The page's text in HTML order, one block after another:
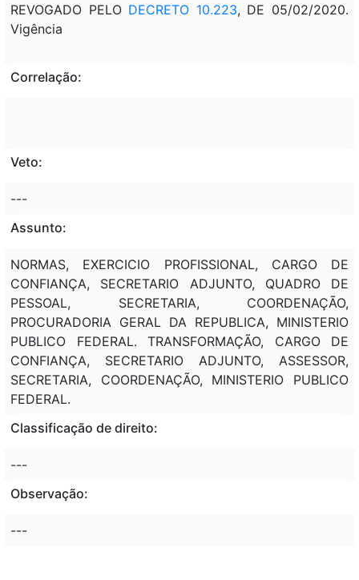
REVOGADO PELO DECRETO 10.223, DE 05/02/2020.
Vigência
Correlação:
Veto:
---
Assunto:
NORMAS, EXERCICIO PROFISSIONAL, CARGO DE
CONFIANÇA, SECRETARIO ADJUNTO, QUADRO DE
PESSOAL, SECRETARIA, COORDENAÇÃO,
PROCURADORIA GERAL DA REPUBLICA, MINISTERIO
PUBLICO FEDERAL. TRANSFORMAÇÃO, CARGO DE
CONFIANÇA, SECRETARIO ADJUNTO, ASSESSOR,
SECRETARIA, COORDENAÇÃO, MINISTERIO PUBLICO
FEDERAL.
Classificação de direito:
---
Observação:
---